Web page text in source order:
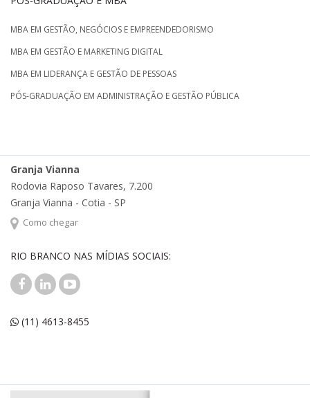
MBA EM GESTÃO, NEGÓCIOS E EMPREENDEDORISMO
MBA EM GESTÃO E MARKETING DIGITAL
MBA EM LIDERANÇA E GESTÃO DE PESSOAS
PÓS-GRADUAÇÃO EM ADMINISTRAÇÃO E GESTÃO PÚBLICA
Granja Vianna
Rodovia Raposo Tavares, 7.200
Granja Vianna - Cotia - SP
Como chegar
RIO BRANCO NAS MÍDIAS SOCIAIS:
(11) 4613-8455